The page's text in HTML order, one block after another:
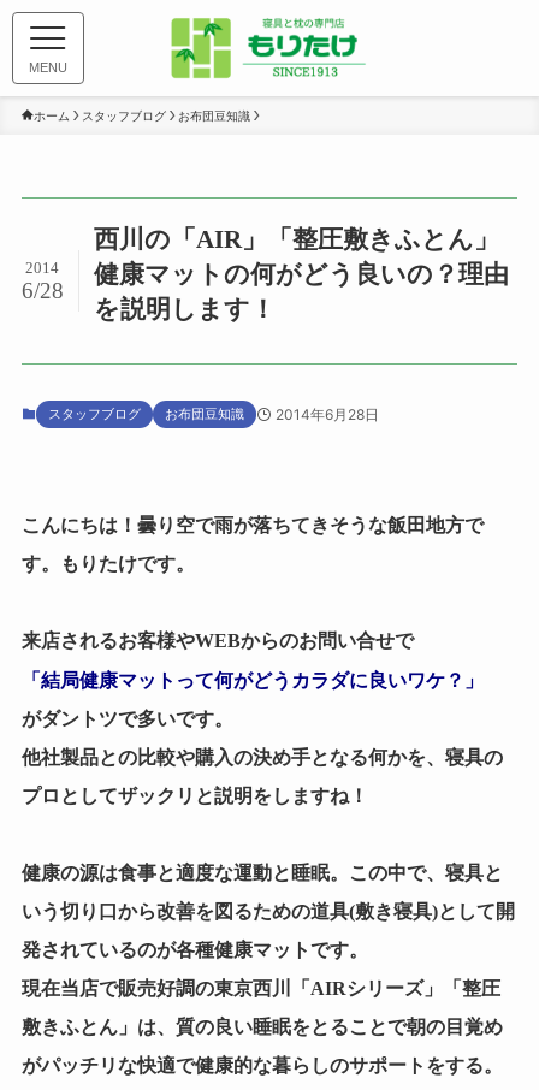
MENU
ホーム スタッフブログ お布団豆知識
西川の「AIR」「整圧敷きふとん」
健康マットの何がどう良いの？理由
を説明します！
2014
6/28
スタッフブログ お布団豆知識 2014年6月28日
こんにちは！曇り空で雨が落ちてきそうな飯田地方で
す。もりたけです。
来店されるお客様やWEBからのお問い合せで
「結局健康マットって何がどうカラダに良いワケ？」
がダントツで多いです。
他社製品との比較や購入の決め手となる何かを、寝具の
プロとしてザックリと説明をしますね！
健康の源は食事と適度な運動と睡眠。この中で、寝具と
いう切り口から改善を図るための道具(敷き寝具)として開
発されているのが各種健康マットです。
現在当店で販売好調の東京西川「AIRシリーズ」「整圧
敷きふとん」は、質の良い睡眠をとることで朝の目覚め
がパッチリな快適で健康的な暮らしのサポートをする。